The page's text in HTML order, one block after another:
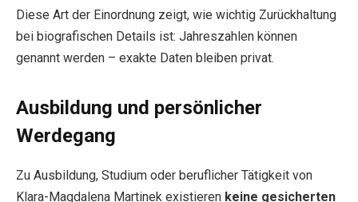
Diese Art der Einordnung zeigt, wie wichtig Zurückhaltung
bei biografischen Details ist: Jahreszahlen können
genannt werden – exakte Daten bleiben privat.
Ausbildung und persönlicher
Werdegang
Zu Ausbildung, Studium oder beruflicher Tätigkeit von
Klara-Magdalena Martinek existieren keine gesicherten